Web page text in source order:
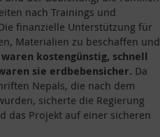
nach Trainings und
finanzielle Unterstützung für
Materialien zu beschaffen und
kostengünstig, schnell
sie erdbebensicher. Da
Nepals, die nach dem
sicherte die Regierung
das Projekt auf einer sicheren